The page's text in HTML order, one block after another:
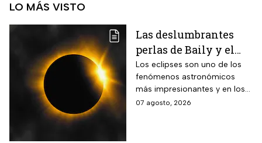
LO MÁS VISTO
Las deslumbrantes
perlas de Baily y el
anillo de diamantes
que se verán en el
eclipse solar total
Los eclipses son uno de los
fenómenos astronómicos
más impresionantes y en los
próximos días habrá un
07 agosto, 2026